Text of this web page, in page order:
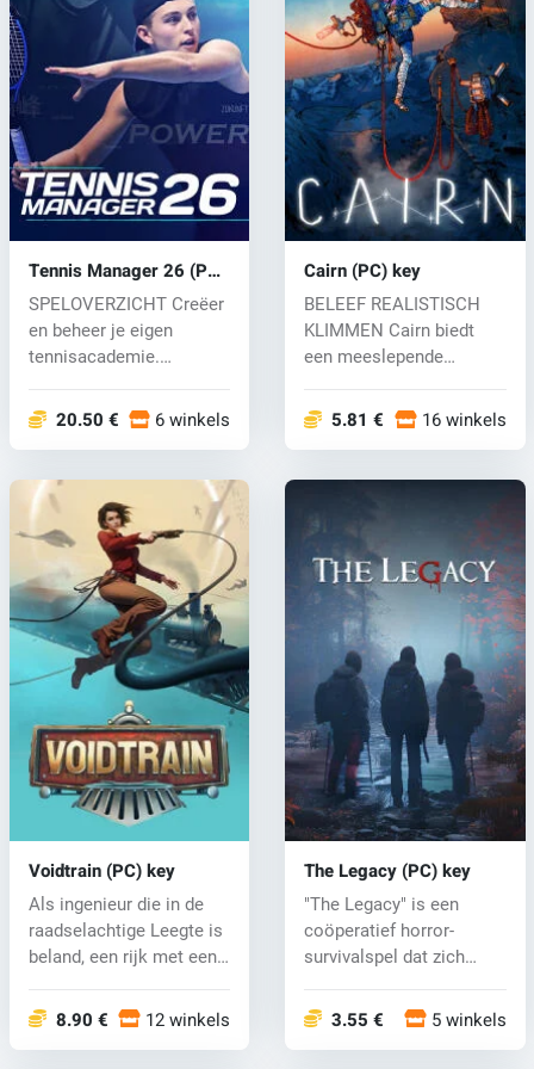
Tennis Manager 26 (PC)
key
SPELOVERZICHT Creëer
en beheer je eigen
tennisacademie.
20.50 € 6 winkels
Cairn (PC) key
BELEEF REALISTISCH
KLIMMEN Cairn biedt
een meeslepende
5.81 € 16 winkels
Voidtrain (PC) key
Als ingenieur die in de
raadselachtige Leegte is
beland, een rijk met een
8.90 € 12 winkels
The Legacy (PC) key
"The Legacy" is een
coöperatief horror-
survivalspel dat zich
3.55 € 5 winkels